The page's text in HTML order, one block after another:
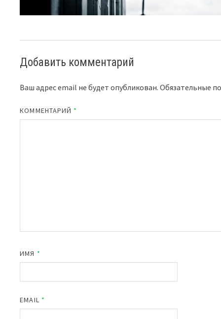
Добавить комментарий
Ваш адрес email не будет опубликован. Обязательные
КОММЕНТАРИЙ *
ИМЯ *
EMAIL *